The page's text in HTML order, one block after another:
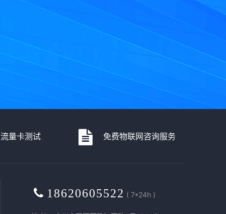
流量卡测试 免费物联网咨询服务
18620605522 ( 7*24h )